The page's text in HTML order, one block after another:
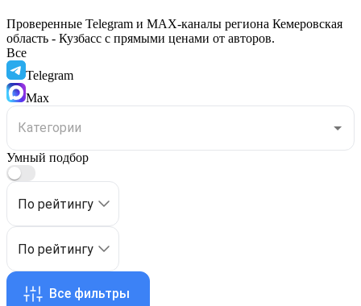
Проверенные Telegram и MAX-каналы региона Кемеровская
область - Кузбасс с прямыми ценами от авторов.
Все
Telegram
Max
Умный подбор
По рейтингу
По рейтингу
Все фильтры